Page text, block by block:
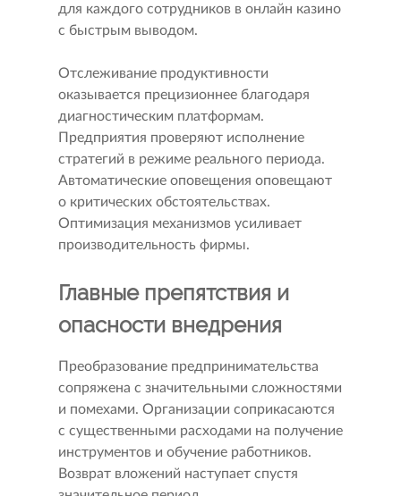
для каждого сотрудников в онлайн казино
с быстрым выводом.
Отслеживание продуктивности
оказывается прецизионнее благодаря
диагностическим платформам.
Предприятия проверяют исполнение
стратегий в режиме реального периода.
Автоматические оповещения оповещают
о критических обстоятельствах.
Оптимизация механизмов усиливает
производительность фирмы.
Главные препятствия и
опасности внедрения
Преобразование предпринимательства
сопряжена с значительными сложностями
и помехами. Организации соприкасаются
с существенными расходами на получение
инструментов и обучение работников.
Возврат вложений наступает спустя